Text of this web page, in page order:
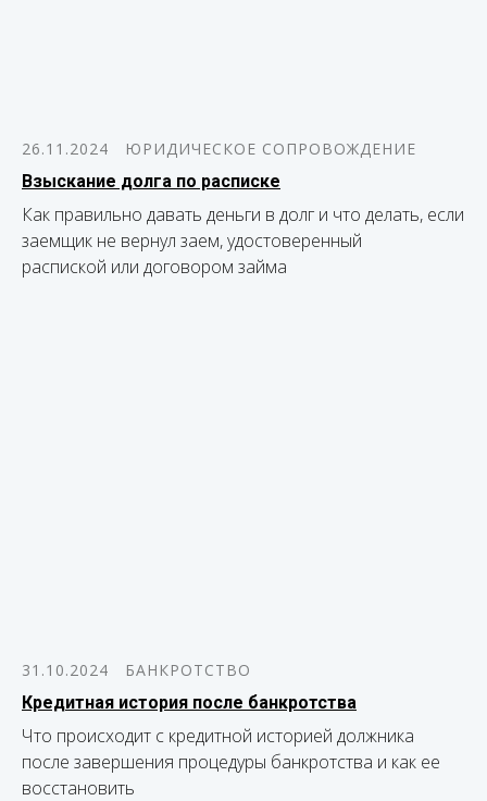
26.11.2024
ЮРИДИЧЕСКОЕ СОПРОВОЖДЕНИЕ
Взыскание долга по расписке
Как правильно давать деньги в долг и что делать, если
заемщик не вернул заем, удостоверенный
распиской или договором займа
31.10.2024
БАНКРОТСТВО
Кредитная история после банкротства
Что происходит с кредитной историей должника
после завершения процедуры банкротства и как ее
восстановить